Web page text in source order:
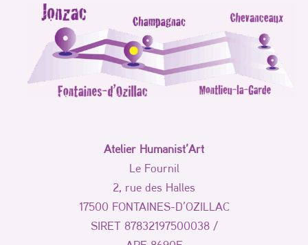
Atelier Humanist’Art
Le Fournil
2, rue des Halles
17500 FONTAINES-D’OZILLAC
SIRET 87832197500038 /